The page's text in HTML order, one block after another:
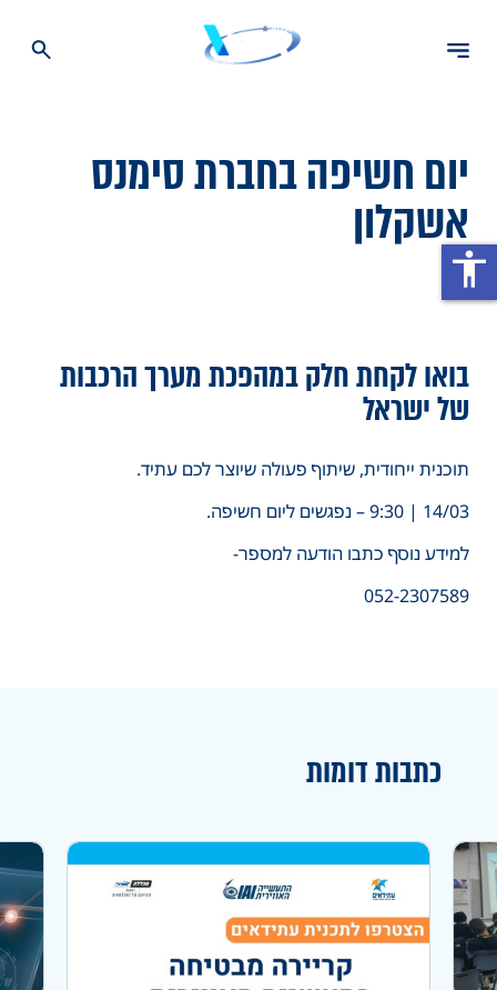
יום חשיפה בחברת סימנס
אשקלון
בואו לקחת חלק במהפכת מערך הרכבות
של ישראל
תוכנית ייחודית, שיתוף פעולה שיוצר לכם עתיד.
14/03 | 9:30 – נפגשים ליום חשיפה.
למידע נוסף כתבו הודעה למספר-
052-2307589
כתבות דומות
accessibility